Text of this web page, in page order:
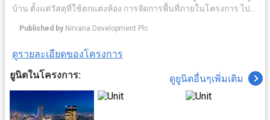
บ้าน ตั้งแต่วัสดุที่ใช้ตกแต่งห้อง การจัดการพื้นที่ภายในโครงการ ไป
เก่าอันเงียบสงบ ภายใต้แนวคิด The Sanctuary for your Soul แต่
ค้า และธุรกิจสิ่งอำนวยความสะดวกครบครัน อาทิ ระบบรักษาความ
ปลอดภัย มีคลับเฮ้าส์ ฟิตเนส สระว่ายน้ำ เดินทางสะดวกด้วยใกล้
รถไฟฟ้า สถานนีสะพานตากสิน สะดวกสบายใกล้สถาที่สำคัญ ยกยอ
มารีน่า, วัดทองนพคุณ, รพ.ตากสิน ฯลฯ
Published by Nirvana Development Plc
ดูรายละเอียดของโครงการ
ยูนิตในโครงการ:
ดูยูนิตอื่นๆเพิ่มเติม